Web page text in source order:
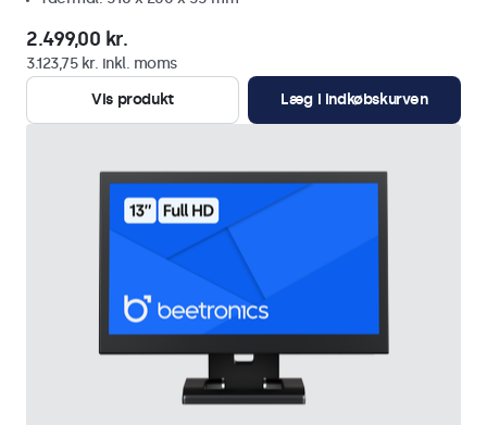
2.499,00 kr.
3.123,75 kr. inkl. moms
Vis produkt
Læg i indkøbskurven